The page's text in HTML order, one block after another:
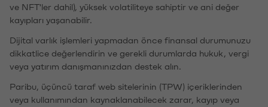
ve NFT'ler dahil), yüksek volatiliteye sahiptir ve ani değer
kayıpları yaşanabilir.
Dijital varlık işlemleri yapmadan önce finansal durumunuzu
dikkatlice değerlendirin ve gerekli durumlarda hukuk, vergi
veya yatırım danışmanınızdan destek alın.
Paribu, üçüncü taraf web sitelerinin (TPW) içeriklerinden
veya kullanımından kaynaklanabilecek zarar, kayıp veya